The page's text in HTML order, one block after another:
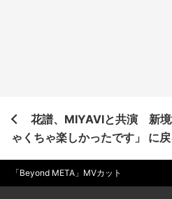
花譜、MIYAVIと共演 新境
ゃくちゃ楽しかったです」 に
「Beyond META」MVカット